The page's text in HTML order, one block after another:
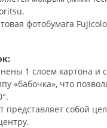
фотобумага
1 слоем картона и
«бабочка», что
представляет собой